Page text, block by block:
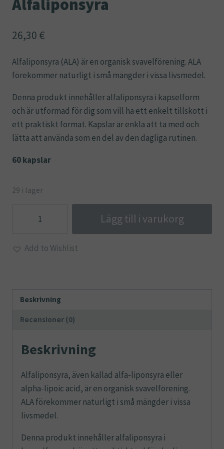
Alfaliponsyra
26,30 €
Alfaliponsyra (ALA) är en organisk svavelförening. ALA
förekommer naturligt i små mängder i vissa livsmedel.
Denna produkt innehåller alfaliponsyra i kapselform
och är utformad för dig som vill ha ett enkelt tillskott i
ett praktiskt format. Kapslar är enkla att ta med och
lätta att använda som en del av den dagliga rutinen.
60 kapslar
29 i lager
Lägg till i varukorg
Add to Wishlist
Beskrivning
Recensioner (0)
Beskrivning
Alfaliponsyra, även kallad alfa-liponsyra eller
alpha-lipoic acid, är en organisk svavelförening.
ALA förekommer naturligt i små mängder i vissa
livsmedel.
Denna produkt innehåller alfaliponsyra i